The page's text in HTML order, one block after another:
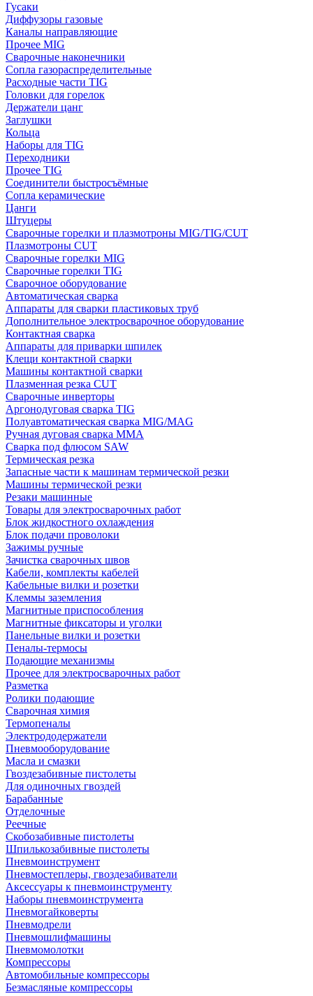
Гусаки
Диффузоры газовые
Каналы направляющие
Прочее MIG
Сварочные наконечники
Сопла газораспределительные
Расходные части TIG
Головки для горелок
Держатели цанг
Заглушки
Кольца
Наборы для TIG
Переходники
Прочее TIG
Соединители быстросъёмные
Сопла керамические
Цанги
Штуцеры
Сварочные горелки и плазмотроны MIG/TIG/CUT
Плазмотроны CUT
Сварочные горелки MIG
Сварочные горелки TIG
Сварочное оборудование
Автоматическая сварка
Аппараты для сварки пластиковых труб
Дополнительное электросварочное оборудование
Контактная сварка
Аппараты для приварки шпилек
Клещи контактной сварки
Машины контактной сварки
Плазменная резка CUT
Сварочные инверторы
Аргонодуговая сварка TIG
Полуавтоматическая сварка MIG/MAG
Ручная дуговая сварка MMA
Сварка под флюсом SAW
Термическая резка
Запасные части к машинам термической резки
Машины термической резки
Резаки машинные
Товары для электросварочных работ
Блок жидкостного охлаждения
Блок подачи проволоки
Зажимы ручные
Зачистка сварочных швов
Кабели, комплекты кабелей
Кабельные вилки и розетки
Клеммы заземления
Магнитные приспособления
Магнитные фиксаторы и уголки
Панельные вилки и розетки
Пеналы-термосы
Подающие механизмы
Прочее для электросварочных работ
Разметка
Ролики подающие
Сварочная химия
Термопеналы
Электрододержатели
Пневмооборудование
Масла и смазки
Гвоздезабивные пистолеты
Для одиночных гвоздей
Барабанные
Отделочные
Реечные
Скобозабивные пистолеты
Шпилькозабивные пистолеты
Пневмоинструмент
Пневмостеплеры, гвоздезабиватели
Аксессуары к пневмоинструменту
Наборы пневмоинструмента
Пневмогайковерты
Пневмодрели
Пневмошлифмашины
Пневмомолотки
Компрессоры
Автомобильные компрессоры
Безмасляные компрессоры